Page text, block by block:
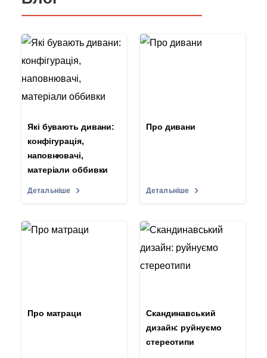
Які бувають дивани:
конфігурація,
наповнювачі,
матеріали оббивки
Детальніше
Про дивани
Детальніше
Про матраци
Скандинавський
дизайн: руйнуємо
стереотипи